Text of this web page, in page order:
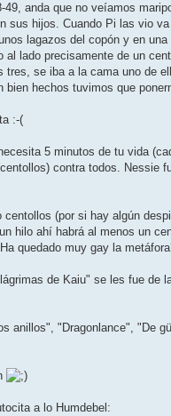
anda que no veíamos
sus hijos. Cuando Pi las vio
lagazos del copón y en
lado precisamente de un
se iba a la cama uno de
hechos tuvimos que
:-(
5 minutos de tu vida
contra todos. Nessie
(por si hay algún
hilo ahí habrá al menos un
quedado muy gay la
de Kaiu" se les fue de
anillos", "Dragonlance", "De
a lo Humdebel: